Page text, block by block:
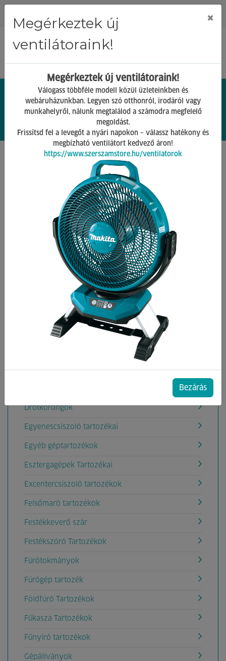
0 0.
Gépek tartozékai
Takarítógép tartozékok
Vissza
Kategóriák
Ablaktisztítógép tartozék
Akkumulátorok, töltők
Aligátorfűrész Tartozékok
Betoncsiszoló gép tartozékok
Csiszolás
Drótkorongok
Egyenescsiszoló tartozékai
Egyéb géptartozékok
Esztergagépek Tartozékai
Excentercsiszoló tartozékok
Felsőmaró tartozékok
Festékkeverő szár
Festékszóró Tartozékok
Fúrótokmányok
Fúrógép tartozék
Földfúró Tartozékok
Fűkasza Tartozékok
Fűnyíró tartozékok
Gépállványok
Megérkeztek új
ventilátoraink!
×
Megérkeztek új ventilátoraink!
Válogass többféle modell közül üzleteinkben és
webáruházunkban. Legyen szó otthonról, irodáról vagy
munkahelyről, nálunk megtalálod a számodra megfelelő
megoldást.
Frissítsd fel a levegőt a nyári napokon – válassz hatékony és
megbízható ventilátort kedvező áron!
https://www.szerszamstore.hu/ventilatorok
Bezárás